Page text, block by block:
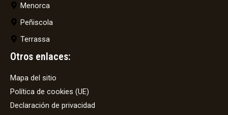
Menorca
Peñiscola
Terrassa
Otros enlaces:
Mapa del sitio
Política de cookies (UE)
Declaración de privacidad